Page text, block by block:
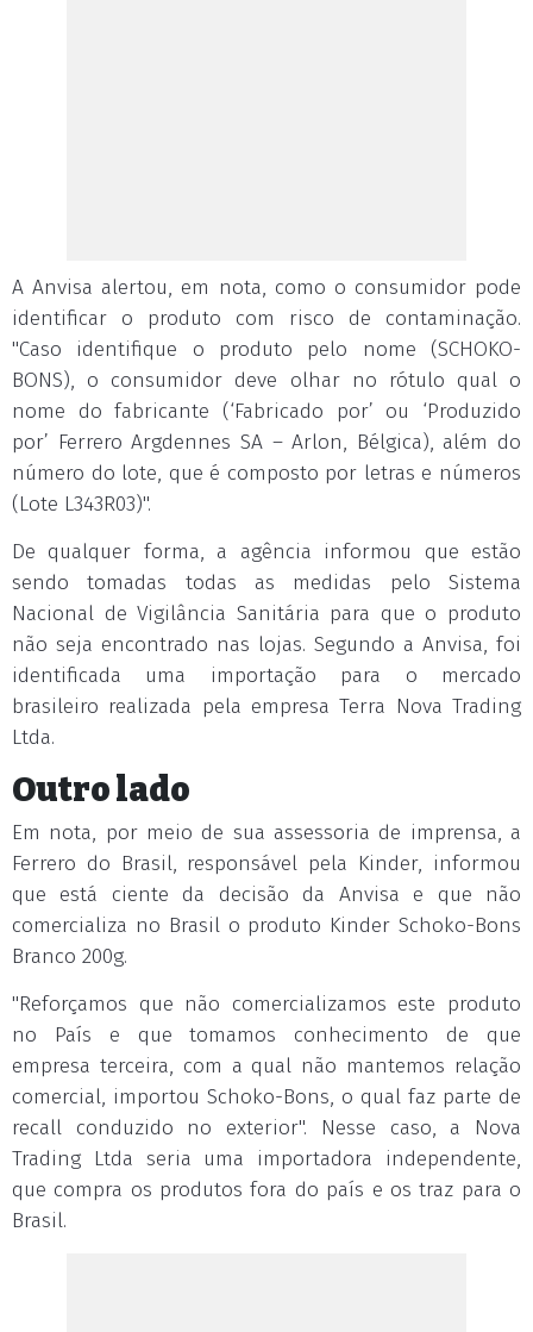
A Anvisa alertou, em nota, como o consumidor pode
identificar o produto com risco de contaminação.
"Caso identifique o produto pelo nome (SCHOKO-
BONS), o consumidor deve olhar no rótulo qual o
nome do fabricante (‘Fabricado por’ ou ‘Produzido
por’ Ferrero Argdennes SA – Arlon, Bélgica), além do
número do lote, que é composto por letras e números
(Lote L343R03)".
De qualquer forma, a agência informou que estão
sendo tomadas todas as medidas pelo Sistema
Nacional de Vigilância Sanitária para que o produto
não seja encontrado nas lojas. Segundo a Anvisa, foi
identificada uma importação para o mercado
brasileiro realizada pela empresa Terra Nova Trading
Ltda.
Outro lado
Em nota, por meio de sua assessoria de imprensa, a
Ferrero do Brasil, responsável pela Kinder, informou
que está ciente da decisão da Anvisa e que não
comercializa no Brasil o produto Kinder Schoko-Bons
Branco 200g.
"Reforçamos que não comercializamos este produto
no País e que tomamos conhecimento de que
empresa terceira, com a qual não mantemos relação
comercial, importou Schoko-Bons, o qual faz parte de
recall conduzido no exterior". Nesse caso, a Nova
Trading Ltda seria uma importadora independente,
que compra os produtos fora do país e os traz para o
Brasil.